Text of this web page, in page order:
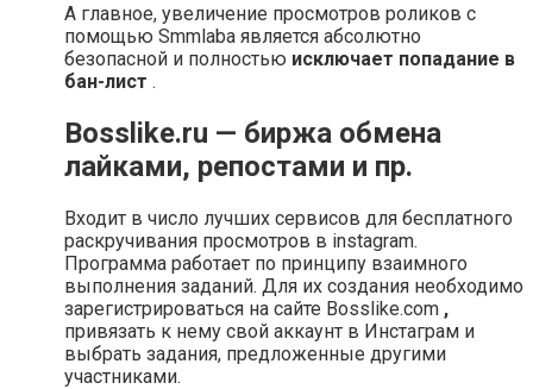
А главное, увеличение просмотров роликов с
помощью Smmlaba является абсолютно
безопасной и полностью исключает попадание в
бан-лист .
Bosslike.ru — биржа обмена
лайками, репостами и пр.
Входит в число лучших сервисов для бесплатного
раскручивания просмотров в instagram.
Программа работает по принципу взаимного
выполнения заданий. Для их создания необходимо
зарегистрироваться на сайте Bosslike.com ,
привязать к нему свой аккаунт в Инстаграм и
выбрать задания, предложенные другими
участниками.